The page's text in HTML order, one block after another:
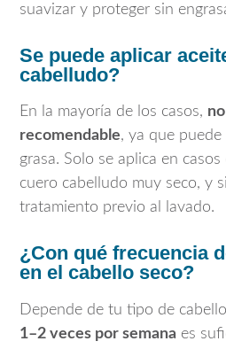
suavizar y proteger sin
Se puede aplicar
cabelludo?
En la mayoría de los casos,
recomendable, ya que
grasa. Solo se aplica en
cuero cabelludo muy seco, y
tratamiento previo al lavado.
¿Con qué frecuencia
en el cabello seco?
Depende de tu tipo de
1–2 veces por semana es